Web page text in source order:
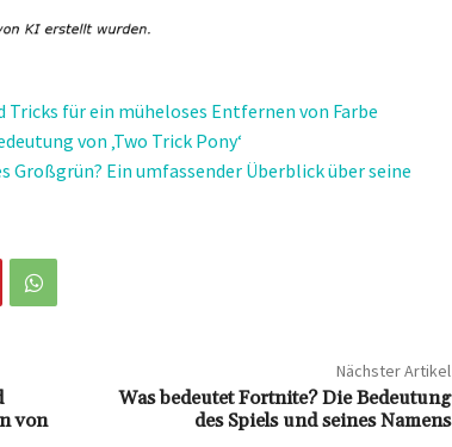
Tricks für ein müheloses Entfernen von Farbe
von ‚Two Trick Pony‘
Großgrün? Ein umfassender Überblick über seine
von
Nächster Artikel
Was bedeutet Fortnite? Die Bedeutung
des Spiels und seines Namens